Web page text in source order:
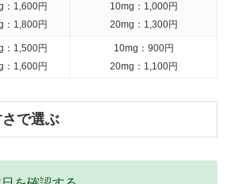
：1,600円
：1,800円
10mg：1,000円
20mg：1,300円
：1,500円
：1,600円
10mg：900円
20mg：1,100円
で選ぶ